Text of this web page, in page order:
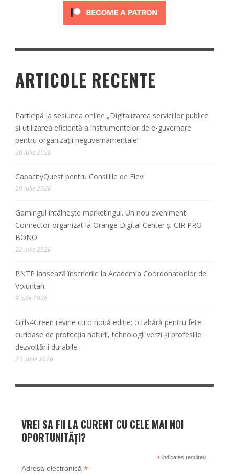
ARTICOLE RECENTE
Participă la sesiunea online „Digitalizarea serviciilor publice
și utilizarea eficientă a instrumentelor de e-guvernare
pentru organizații neguvernamentale”
30 iulie 2026
CapacityQuest pentru Consiliile de Elevi
29 iulie 2026
Gamingul întâlnește marketingul. Un nou eveniment
Connector organizat la Orange Digital Center și CIR PRO
BONO
22 iulie 2026
PNTP lansează înscrierile la Academia Coordonatorilor de
Voluntari.
9 iulie 2026
Girls4Green revine cu o nouă ediție: o tabără pentru fete
curioase de protecția naturii, tehnologii verzi și profesiile
dezvoltării durabile.
23 iunie 2026
VREI SA FII LA CURENT CU CELE MAI NOI
OPORTUNITĂȚI?
*indicates required
Adresa electronică *